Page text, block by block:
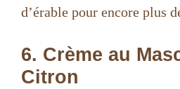
d’érable pour encore plus
6. Crème au
Citron